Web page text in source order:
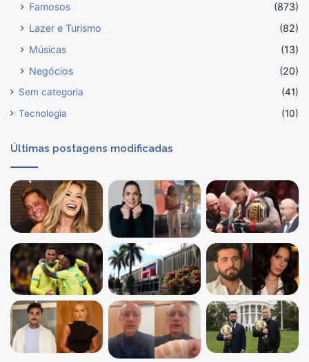
Famosos
(873)
Lazer e Turismo
(82)
Músicas
(13)
Negócios
(20)
Sem categoria
(41)
Tecnologia
(10)
Últimas postagens modificadas